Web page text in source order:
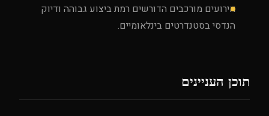
אירועים מורכבים הדורשים רמת ביצוע גבוהה ודיוק
הנדסי בסטנדרטים בינלאומיים.
תוכן העניינים